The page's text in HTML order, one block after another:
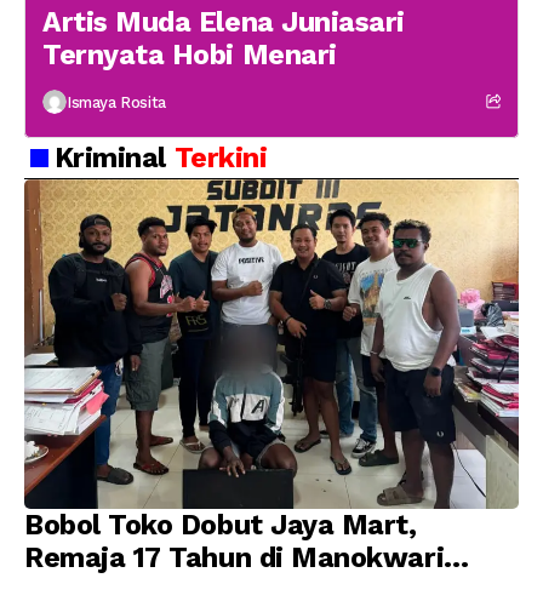
Artis Muda Elena Juniasari
Ternyata Hobi Menari
Ismaya Rosita
Kriminal Terkini
Bobol Toko Dobut Jaya Mart,
Remaja 17 Tahun di Manokwari